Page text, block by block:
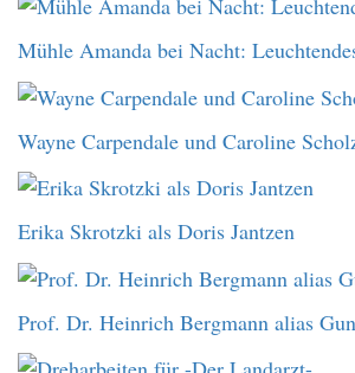
Mühle Amanda bei Nacht:
Wayne Carpendale und Caroline
Erika Skrotzki als Doris Jantzen
Prof. Dr. Heinrich Bergmann alias